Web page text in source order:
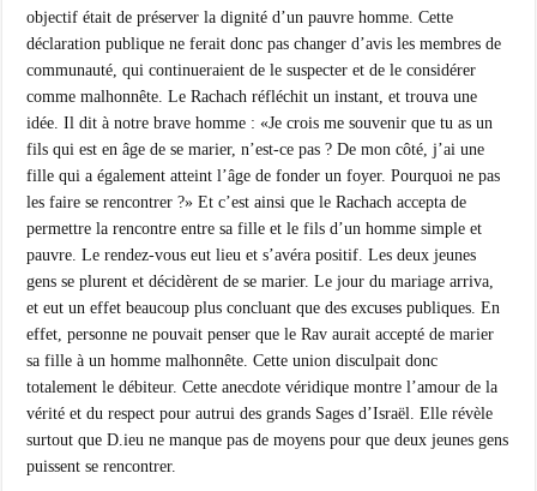
objectif était de préserver la dignité d’un pauvre homme. Cette
déclaration publique ne ferait donc pas changer d’avis les membres de
communauté, qui continueraient de le suspecter et de le considérer
comme malhonnête. Le Rachach réfléchit un instant, et trouva une
idée. Il dit à notre brave homme : «Je crois me souvenir que tu as un
fils qui est en âge de se marier, n’est-ce pas ? De mon côté, j’ai une
fille qui a également atteint l’âge de fonder un foyer. Pourquoi ne pas
les faire se rencontrer ?» Et c’est ainsi que le Rachach accepta de
permettre la rencontre entre sa fille et le fils d’un homme simple et
pauvre. Le rendez-vous eut lieu et s’avéra positif. Les deux jeunes
gens se plurent et décidèrent de se marier. Le jour du mariage arriva,
et eut un effet beaucoup plus concluant que des excuses publiques. En
effet, personne ne pouvait penser que le Rav aurait accepté de marier
sa fille à un homme malhonnête. Cette union disculpait donc
totalement le débiteur. Cette anecdote véridique montre l’amour de la
vérité et du respect pour autrui des grands Sages d’Israël. Elle révèle
surtout que D.ieu ne manque pas de moyens pour que deux jeunes gens
puissent se rencontrer.